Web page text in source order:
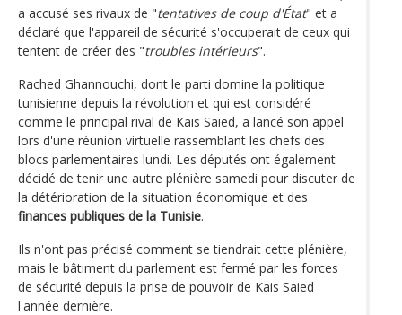
a accusé ses rivaux de "tentatives de coup d'État" et a
déclaré que l'appareil de sécurité s'occuperait de ceux qui
tentent de créer des "troubles intérieurs".
Rached Ghannouchi, dont le parti domine la politique
tunisienne depuis la révolution et qui est considéré
comme le principal rival de Kais Saied, a lancé son appel
lors d'une réunion virtuelle rassemblant les chefs des
blocs parlementaires lundi. Les députés ont également
décidé de tenir une autre plénière samedi pour discuter de
la détérioration de la situation économique et des
finances publiques de la Tunisie.
Ils n'ont pas précisé comment se tiendrait cette plénière,
mais le bâtiment du parlement est fermé par les forces
de sécurité depuis la prise de pouvoir de Kais Saied
l'année dernière.